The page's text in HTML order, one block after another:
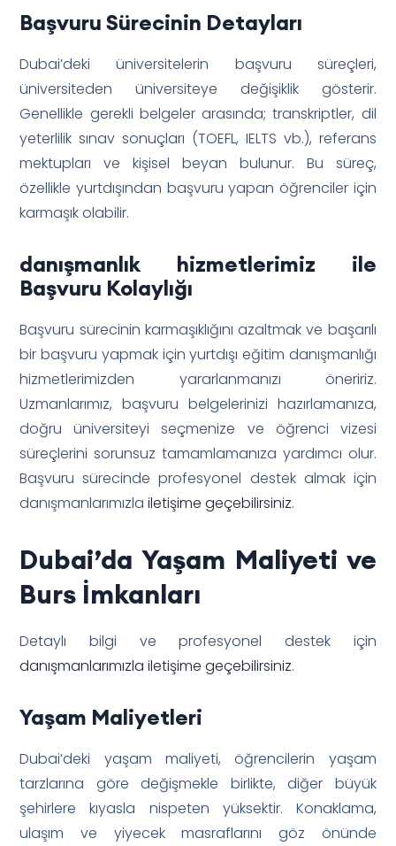
Başvuru Sürecinin Detayları
Dubai’deki üniversitelerin başvuru süreçleri,
üniversiteden üniversiteye değişiklik gösterir.
Genellikle gerekli belgeler arasında; transkriptler, dil
yeterlilik sınav sonuçları (TOEFL, IELTS vb.), referans
mektupları ve kişisel beyan bulunur. Bu süreç,
özellikle yurtdışından başvuru yapan öğrenciler için
karmaşık olabilir.
danışmanlık hizmetlerimiz ile
Başvuru Kolaylığı
Başvuru sürecinin karmaşıklığını azaltmak ve başarılı
bir başvuru yapmak için yurtdışı eğitim danışmanlığı
hizmetlerimizden yararlanmanızı öneririz.
Uzmanlarımız, başvuru belgelerinizi hazırlamanıza,
doğru üniversiteyi seçmenize ve öğrenci vizesi
süreçlerini sorunsuz tamamlamanıza yardımcı olur.
Başvuru sürecinde profesyonel destek almak için
danışmanlarımızlailetişime geçebilirsiniz.
Dubai’da Yaşam Maliyeti ve
Burs İmkanları
Detaylı bilgi ve profesyonel destek için
danışmanlarımızla iletişime geçebilirsiniz.
Yaşam Maliyetleri
Dubai’deki yaşam maliyeti, öğrencilerin yaşam
tarzlarına göre değişmekle birlikte, diğer büyük
şehirlere kıyasla nispeten yüksektir. Konaklama,
ulaşım ve yiyecek masraflarını göz önünde